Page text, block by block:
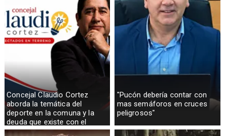
Concejal Claudio Cortez
aborda la temática del
deporte en la comuna y la
deuda que existe con el
sector rural
"Pucón debería contar con
mas semáforos en cruces
peligrosos"